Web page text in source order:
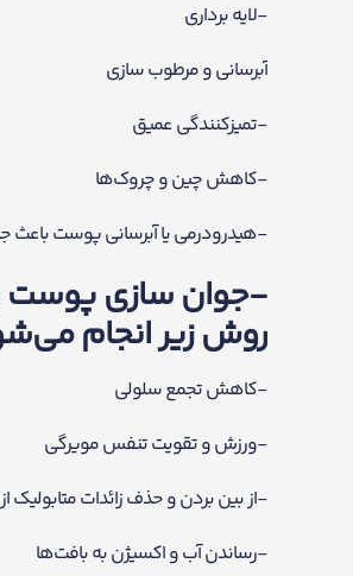
-لایه برداری
آبرسانی و مرطوب سازی
-تمیزکنندگی عمیق
-کاهش چین و چروک‌ها
-هیدرودرمی یا آبرسانی پوست
-جوان سازی پوست
روش زیر انجام
-کاهش تجمع سلولی
-ورزش و تقویت تنفس مویرگی
-از بین بردن و حذف زائدات متابولیک
-رساندن آب و اکسیژن به بافت‌ها